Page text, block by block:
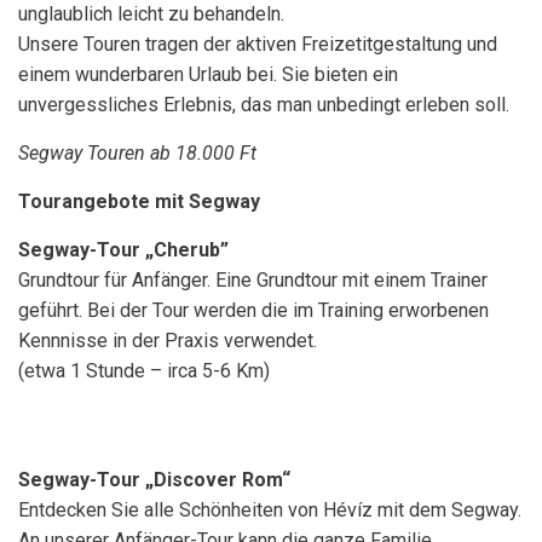
unglaublich leicht zu behandeln.
Unsere Touren tragen der aktiven Freizetitgestaltung und
einem wunderbaren Urlaub bei. Sie bieten ein
unvergessliches Erlebnis, das man unbedingt erleben soll.
Segway Touren ab 18.000 Ft
Tourangebote mit Segway
Segway-Tour „Cherub”
Grundtour für Anfänger. Eine Grundtour mit einem Trainer
geführt. Bei der Tour werden die im Training erworbenen
Kennnisse in der Praxis verwendet.
(etwa 1 Stunde – irca 5-6 Km)
Segway-Tour „Discover Rom“
Entdecken Sie alle Schönheiten von Hévíz mit dem Segway.